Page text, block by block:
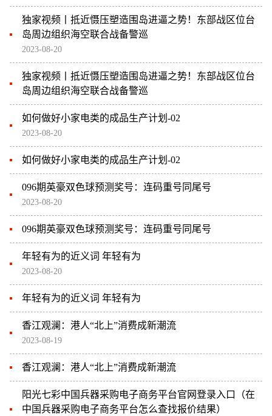
独家视频丨抵近慑压塑造围岛进逼之势！东部战区位台
岛周边组织海空联合战备警巡
2023-08-20
独家视频丨抵近慑压塑造围岛进逼之势！东部战区位台
岛周边组织海空联合战备警巡
如何做好小家电类的成品生产计划-02
2023-08-20
如何做好小家电类的成品生产计划-02
096期英豪双色球预测奖号：连码重号同尾号
2023-08-20
096期英豪双色球预测奖号：连码重号同尾号
年轻有为的近义词 年轻有为
2023-08-20
年轻有为的近义词 年轻有为
香江观澜：港人“北上”消费成新潮流
2023-08-19
香江观澜：港人“北上”消费成新潮流
阳光七彩中国兵器采购电子商务平台官网登录入口（在
中国兵器采购电子商务平台怎么查找报价结果）